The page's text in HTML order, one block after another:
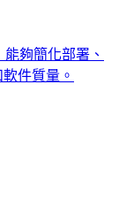
夠簡化部署、
件質量。